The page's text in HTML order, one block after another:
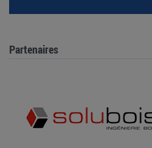
Partenaires